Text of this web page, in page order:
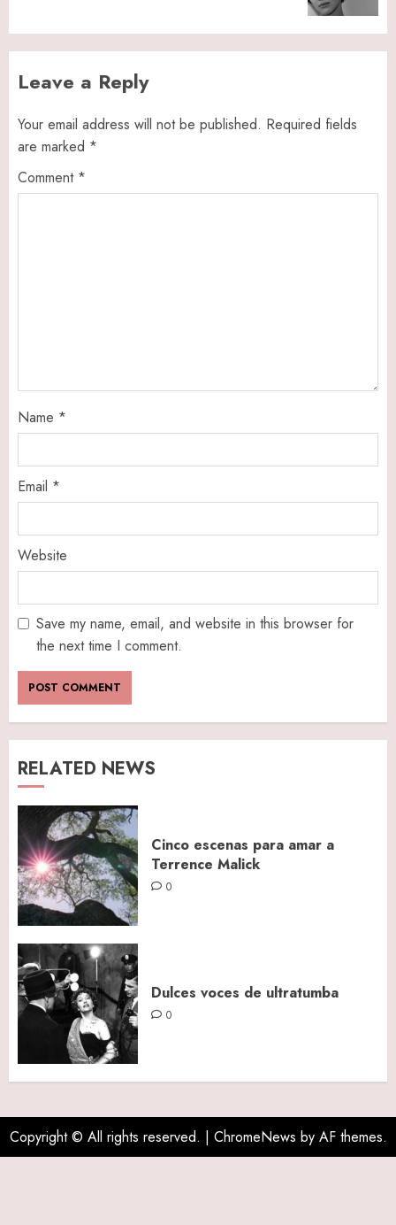
Leave a Reply
Your email address will not be published. Required fields
are marked *
Comment *
Name *
Email *
Website
Save my name, email, and website in this browser for
the next time I comment.
RELATED NEWS
Cinco escenas para amar a
Terrence Malick
0
Dulces voces de ultratumba
0
Copyright © All rights reserved. | ChromeNews by AF themes.